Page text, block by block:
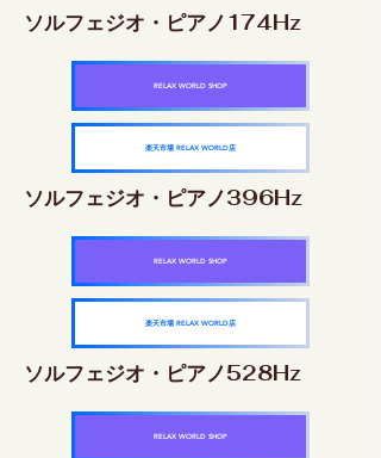
ソルフェジオ・ピアノ174Hz
RELAX WORLD SHOP
楽天市場 RELAX WORLD店
ソルフェジオ・ピアノ396Hz
RELAX WORLD SHOP
楽天市場 RELAX WORLD店
ソルフェジオ・ピアノ528Hz
RELAX WORLD SHOP